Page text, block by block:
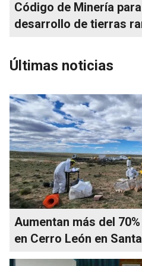
Código de Minería
desarrollo de tierras
Últimas noticias
Aumentan más del
en Cerro León en